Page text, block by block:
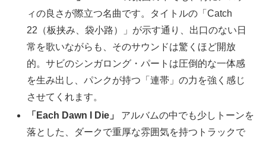
ィの良さが際立つ名曲です。タイトルの「Catch
22（板挟み、袋小路）」が示す通り、出口のない日
常を歌いながらも、そのサウンドは驚くほど開放
的。サビのシンガロング・パートは圧倒的な一体感
を生み出し、パンクが持つ「連帯」の力を強く感じ
させてくれます。
「Each Dawn I Die」
アルバムの中でも少しトーンを
落とした、ダークで重厚な雰囲気を持つトラックで